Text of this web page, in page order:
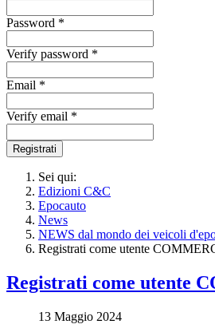
Password *
Verify password *
Email *
Verify email *
Registrati
Sei qui:
Edizioni C&C
Epocauto
News
NEWS dal mondo dei veicoli
Registrati come utente
Registrati come utente
13 Maggio 2024